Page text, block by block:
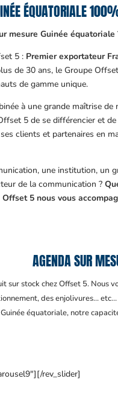
ÉQUATORIALE
mesure Guinée équatoriale
5 : Premier exportateur
de 30 ans, le Groupe
de gamme unique.
à une grande maîtrise
5 de se différencier et de
clients et partenaires en
une institution, un
de la communication ?
5 nous vous
AGENDA SUR
sur stock chez Offset 5. Nous
des enjolivures…
équatoriale, notre
rev_slider]